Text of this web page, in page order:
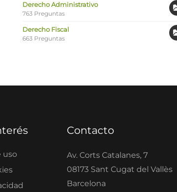
Derecho Administrativo
763 Preguntas
Derecho Fiscal
663 Preguntas
uso
Contacto
Av. Corts Catalanes, 7
08173 Sant Cugat del Vallès
Barcelona